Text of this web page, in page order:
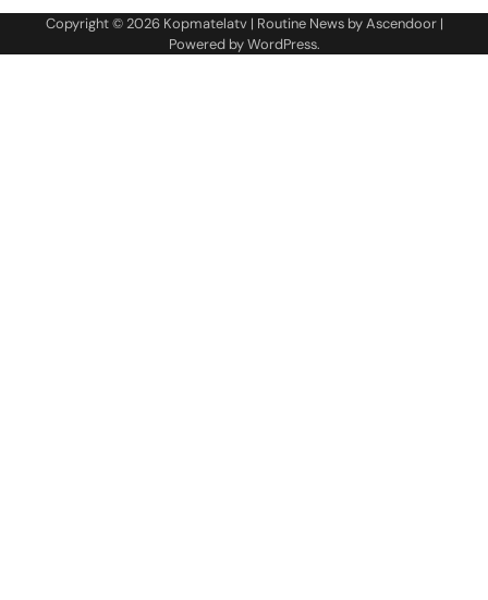
Copyright © 2026 Kopmatelatv| Routine News byAscendoor|
Powered byWordPress.